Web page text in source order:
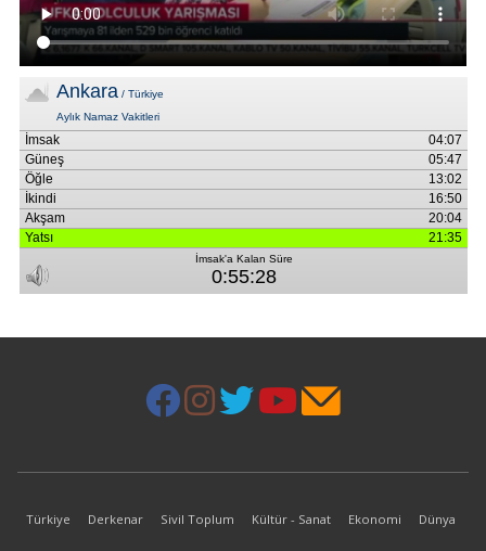
Türkiye Derkenar Sivil Toplum Kültür - Sanat Ekonomi Dünya